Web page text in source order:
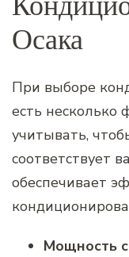
Осака
При выборе
есть несколько
учитывать‚
соответствует
обеспечивает
Мощность